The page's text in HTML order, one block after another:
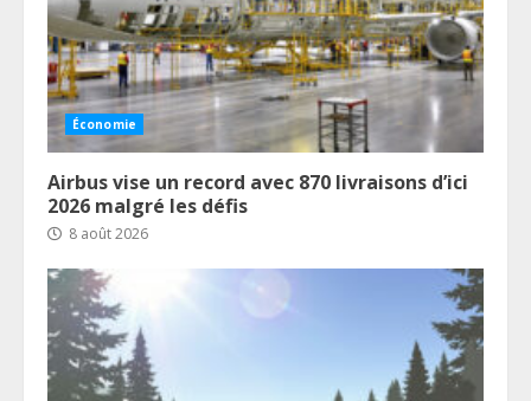
Économie
Airbus vise un record avec 870 livraisons d’ici
2026 malgré les défis
8 août 2026